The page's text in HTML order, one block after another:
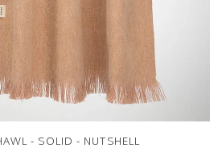
- SOLID - NUTSHELL